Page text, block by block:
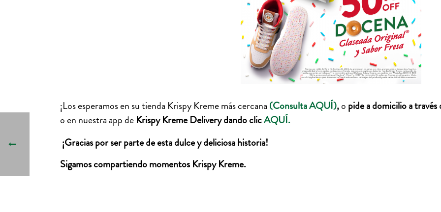
¡Los esperamos en su tienda Krispy Kreme más cercana (Consulta AQUÍ),o pide a domicilio a
o en nuestra app de Krispy Kreme Delivery dando clicAQUÍ.
¡Gracias por ser parte de esta dulce y deliciosa historia!
Sigamos compartiendo momentos Krispy Kreme.